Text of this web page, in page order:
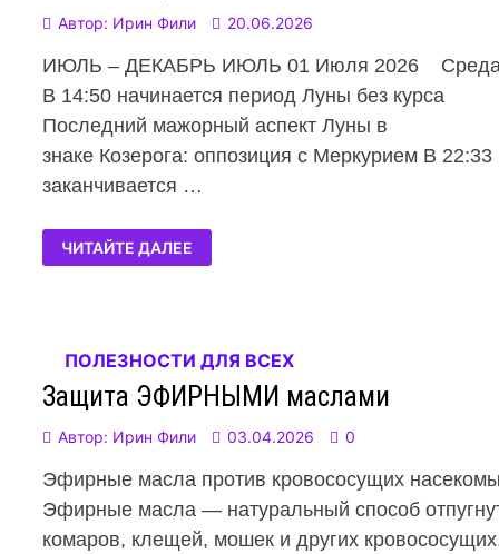
Автор: Ирин Фили 20.06.2026
ИЮЛЬ – ДЕКАБРЬ ИЮЛЬ 01 Июля 2026
В 14:50 начинается период Луны без курса
Последний мажорный аспект Луны в
знаке Козерога: оппозиция с Меркурием В 22:33
заканчивается …
ЧИТАЙТЕ ДАЛЕЕ
ПОЛЕЗНОСТИ ДЛЯ ВСЕХ
Защита ЭФИРНЫМИ маслами
Автор: Ирин Фили 03.04.2026 0
Эфирные масла против кровососущих
Эфирные масла — натуральный способ
комаров, клещей, мошек и других